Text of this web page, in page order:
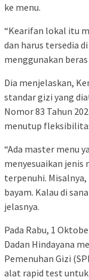
ke menu.
“Kearifan lokal itu
dan harus tersedia
menggunakan
Dia menjelaskan,
standar gizi yang
Nomor 83 Tahun
menutup
“Ada master menu
menyesuaikan jenis
terpenuhi.
bayam. Kalau di
jelasnya.
Pada Rabu, 1
Dadan Hindayana
Pemenuhan Gizi
alat rapid test untuk